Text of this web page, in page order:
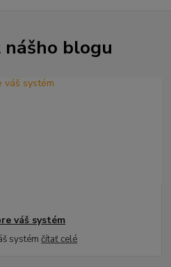
nášho blogu
váš systém
systémčítať celé